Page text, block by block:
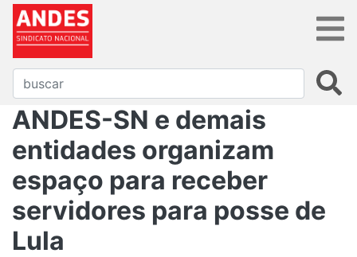
ANDES-SN e demais
entidades organizam
espaço para receber
servidores para posse de
Lula